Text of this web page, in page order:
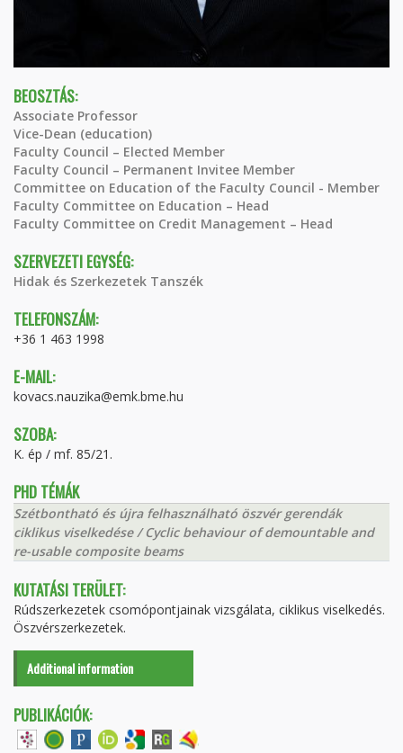
BEOSZTÁS:
Associate Professor
Vice-Dean (education)
Faculty Council – Elected Member
Faculty Council – Permanent Invitee Member
Committee on Education of the Faculty Council - Member
Faculty Committee on Education – Head
Faculty Committee on Credit Management – Head
SZERVEZETI EGYSÉG:
Hidak és Szerkezetek Tanszék
TELEFONSZÁM:
+36 1 463 1998
E-MAIL:
kovacs.nauzika@emk.bme.hu
SZOBA:
K. ép / mf. 85/21.
PHD TÉMÁK
Szétbontható és újra felhasználható öszvér gerendák
ciklikus viselkedése / Cyclic behaviour of demountable and
re-usable composite beams
KUTATÁSI TERÜLET:
Rúdszerkezetek csomópontjainak vizsgálata, ciklikus viselkedés.
Öszvérszerkezetek.
Additional information
PUBLIKÁCIÓK: